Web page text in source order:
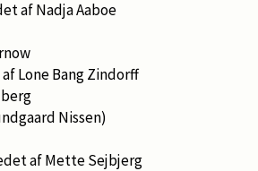
af Nadja Aaboe
Lone Bang Zindorff
Nissen)
af Mette Sejbjerg